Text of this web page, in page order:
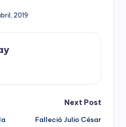
2019
Next Post
Falleció Julio César